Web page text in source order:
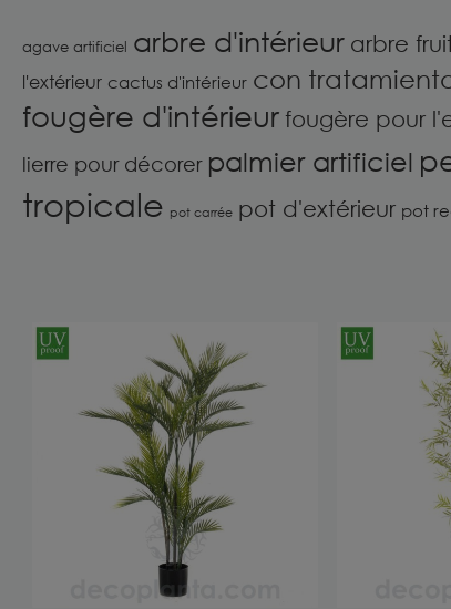
agave artificiel arbre d'intérieur arbre
l'extérieur cactus d'intérieur con
fougère d'intérieur fougère pour
lierre pour décorer palmier artificiel
tropicale pot carrée pot d'extérieur pot